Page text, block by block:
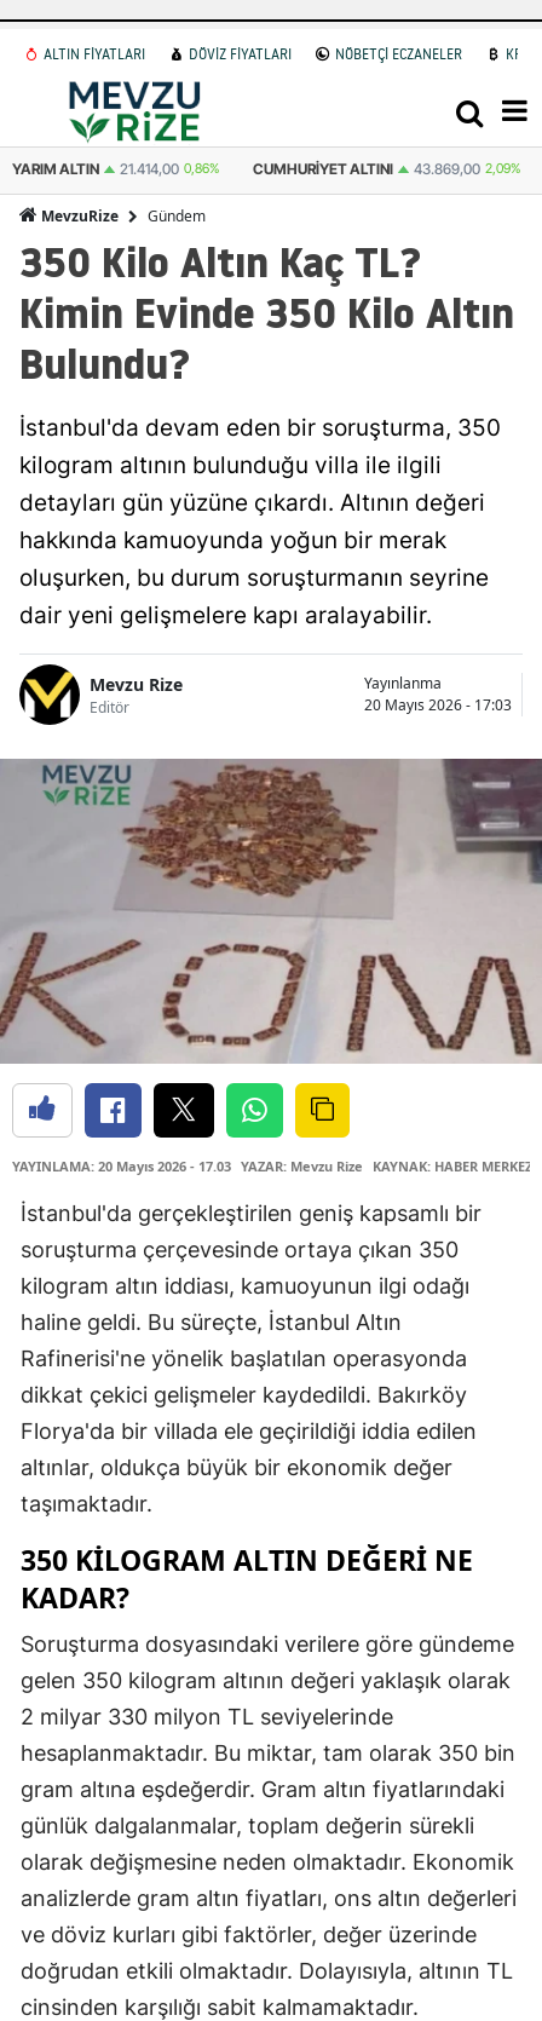
ALTIN FİYATLARI DÖVİZ FİYATLARI NÖBETÇİ ECZANELER
YARIM ALTIN 21.414,00 0,86% CUMHURIYET ALTINI 43.869,00 2,09%
MevzuRize Gündem
350 Kilo Altın Kaç TL?
Kimin Evinde 350 Kilo Altın
Bulundu?
İstanbul'da devam eden bir soruşturma, 350
kilogram altının bulunduğu villa ile ilgili
detayları gün yüzüne çıkardı. Altının değeri
hakkında kamuoyunda yoğun bir merak
oluşurken, bu durum soruşturmanın seyrine
dair yeni gelişmelere kapı aralayabilir.
Mevzu Rize
Editör
Yayınlanma
20 Mayıs 2026 - 17:03
YAYINLAMA: 20 Mayıs 2026 - 17.03 YAZAR: Mevzu Rize KAYNAK: HABER MERKEZİ
İstanbul'da gerçekleştirilen geniş kapsamlı bir
soruşturma çerçevesinde ortaya çıkan 350
kilogram altın iddiası, kamuoyunun ilgi odağı
haline geldi. Bu süreçte, İstanbul Altın
Rafinerisi'ne yönelik başlatılan operasyonda
dikkat çekici gelişmeler kaydedildi. Bakırköy
Florya'da bir villada ele geçirildiği iddia edilen
altınlar, oldukça büyük bir ekonomik değer
taşımaktadır.
350 KILOGRAM ALTIN DEĞERI NE
KADAR?
Soruşturma dosyasındaki verilere göre gündeme
gelen 350 kilogram altının değeri yaklaşık olarak
2 milyar 330 milyon TL seviyelerinde
hesaplanmaktadır. Bu miktar, tam olarak 350 bin
gram altına eşdeğerdir. Gram altın fiyatlarındaki
günlük dalgalanmalar, toplam değerin sürekli
olarak değişmesine neden olmaktadır. Ekonomik
analizlerde gram altın fiyatları, ons altın değerleri
ve döviz kurları gibi faktörler, değer üzerinde
doğrudan etkili olmaktadır. Dolayısıyla, altının TL
cinsinden karşılığı sabit kalmamaktadır.